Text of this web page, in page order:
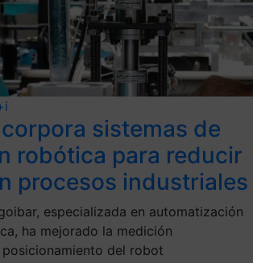
sistemas de
robótica para reducir
procesos industriales
especializada en automatización
ha mejorado la medición
del robot